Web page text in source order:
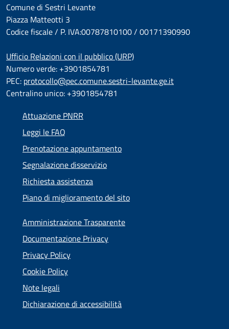
Comune di Sestri Levante
Piazza Matteotti 3
Codice fiscale / P. IVA:00787810100 / 00171390990
Ufficio Relazioni con il pubblico (URP)
Numero verde: +3901854781
PEC: protocollo@pec.comune.sestri-levante.ge.it
Centralino unico: +3901854781
Attuazione PNRR
Leggi le FAQ
Prenotazione appuntamento
Segnalazione disservizio
Richiesta assistenza
Piano di miglioramento del sito
Amministrazione Trasparente
Documentazione Privacy
Privacy Policy
Cookie Policy
Note legali
Dichiarazione di accessibilità